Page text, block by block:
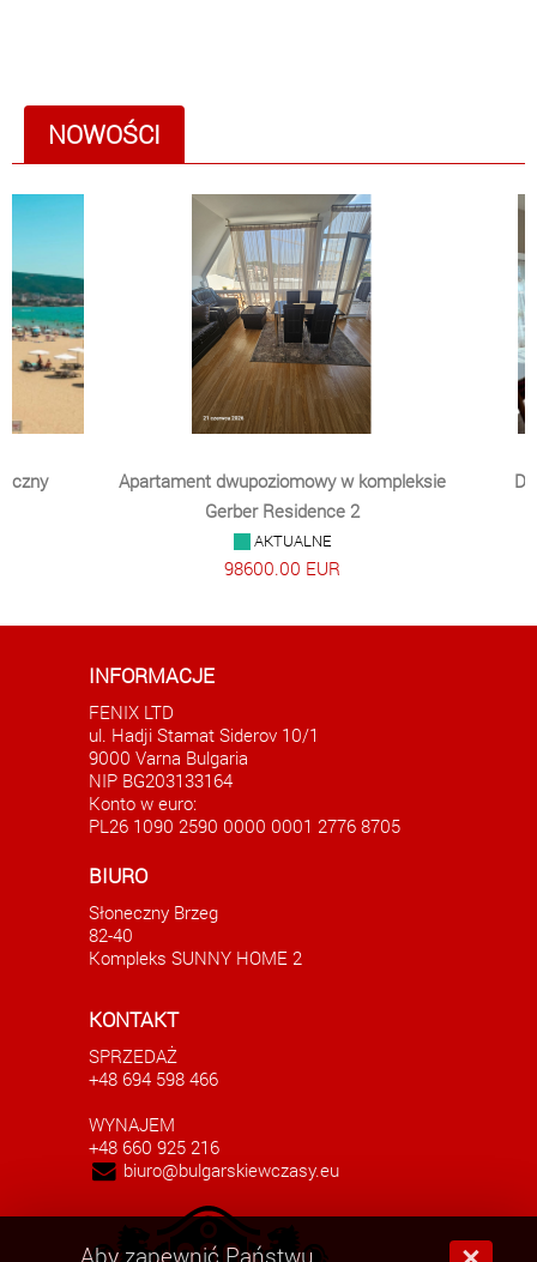
NOWOŚCI
Apartament dwupoziomowy w kompleksie
Gerber Residence 2
AKTUALNE
98600.00 EUR
Apartament stan deweloperski Słoneczny
SPRZEDANE
38500.00 EUR
INFORMACJE
FENIX LTD
ul. Hadji Stamat Siderov 10/1
9000 Varna Bulgaria
NIP BG203133164
Konto w euro:
PL26 1090 2590 0000 0001 2776 8705
BIURO
Słoneczny Brzeg
82-40
Kompleks SUNNY HOME 2
KONTAKT
SPRZEDAŻ
+48 694 598 466
WYNAJEM
+48 660 925 216
biuro@bulgarskiewczasy.eu
Aby zapewnić Państwu